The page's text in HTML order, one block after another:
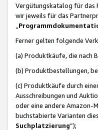
Vergütungskatalog für das
wir jeweils für das
Ferner gelten folgende
(a) Produktkäufe, die nach
(b) Produktbestellungen,
(c) Produktkäufe durch
Ausschreibungen und
oder eine andere Amazon-
buchstabierte Varianten
Suchplatzierung”);